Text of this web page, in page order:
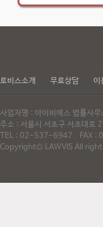
로비스소개 무료상담 이
사업자명 : 아이비에스 법률
주소 : 서울시 서초구 서초대
TEL : 02-537-6947 FAX :
Copyright© LAWVIS All